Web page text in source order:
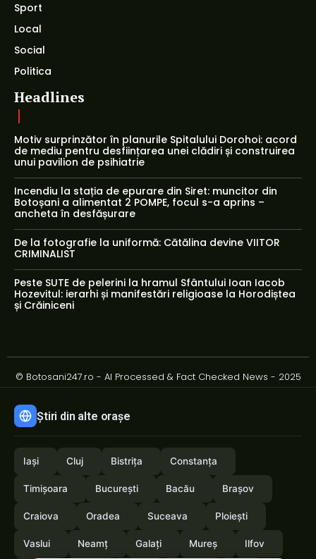
Sport
Local
Social
Politica
Headlines
Motiv surprinzător în planurile Spitalului Dorohoi: acord
de mediu pentru desființarea unei clădiri și construirea
unui pavilion de psihiatrie
Incendiu la stația de epurare din Siret: muncitor din
Botoșani a alimentat 2 POMPE, focul s-a aprins –
ancheta în desfășurare
De la fotografie la uniformă: Cătălina devine VIITOR
CRIMINALIST
Peste SUTE de pelerini la hramul Sfântului Ioan Iacob
Hozevitul: ierarhi și manifestări religioase la Horodiștea
și Crăiniceni
© Botosani247.ro - AI Processed & Fact Checked News - 2025
Știri din alte orașe
Iași Cluj Bistrița Constanța
Timișoara București Bacău Brașov
Craiova Oradea Suceava Ploiești
Vaslui Neamț Galați Mureș Ilfov